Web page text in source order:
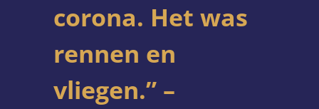
corona. Het was
rennen en
vliegen.” –